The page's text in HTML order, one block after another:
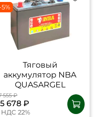
5%
Тяговый
аккумулятор NBA
QUASARGEL
555 ₽
678 ₽
НДС 22%